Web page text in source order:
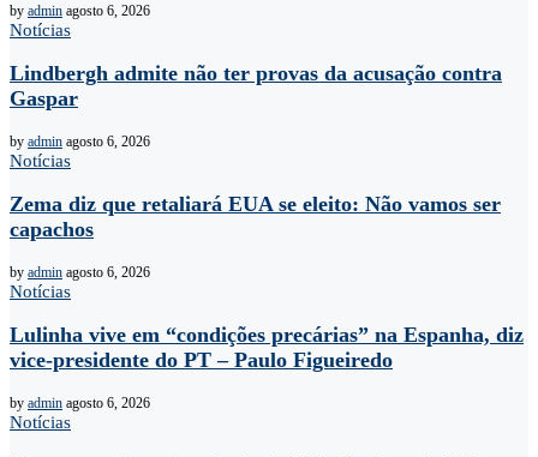
by admin agosto 6, 2026
Notícias
Lindbergh admite não ter provas da acusação contra
Gaspar
by admin agosto 6, 2026
Notícias
Zema diz que retaliará EUA se eleito: Não vamos ser
capachos
by admin agosto 6, 2026
Notícias
Lulinha vive em “condições precárias” na Espanha, diz
vice-presidente do PT – Paulo Figueiredo
by admin agosto 6, 2026
Notícias